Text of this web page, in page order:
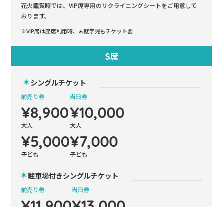
花火鑑賞時では、VIP席専用のリクライニングシートをご用意して
おります。
※VIP席は座席利用時、未就学児もチケット要
S席
シングルチケット
前売り券
¥8,900
大人
¥5,000
子ども
当日券
¥10,000
大人
¥7,000
子ども
駐車場付きシングルチケット
前売り券 当日券